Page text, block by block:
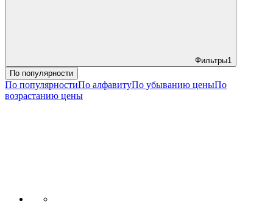
Фильтры1
По популярности
По популярностиПо алфавитуПо убыванию ценыПо
возрастанию цены